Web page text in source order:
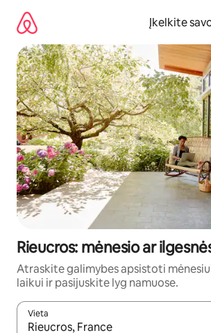
turinio
Įkelkite
Rieucros: mėnesio ar
Atraskite galimybes apsistoti
laikui ir pasijuskite lyg namuose.
Vieta
Kai pasirodys paieškos rezultatai, juos